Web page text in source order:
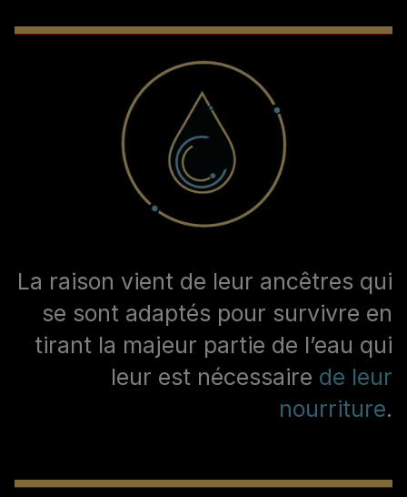
La raison vient de leur ancêtres qui
se sont adaptés pour survivre en
tirant la majeur partie de l’eau qui
leur est nécessaire de leur
nourriture.